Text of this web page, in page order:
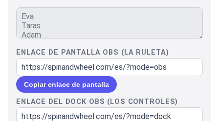
ENLACE DE PANTALLA OBS (LA RULETA)
Copiar enlace de pantalla
ENLACE DEL DOCK OBS (LOS CONTROLES)